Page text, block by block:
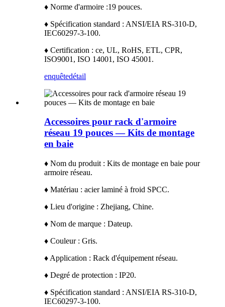
♦ Norme d'armoire :19 pouces.
♦ Spécification standard : ANSI/EIA RS-310-D,
IEC60297-3-100.
♦ Certification : ce, UL, RoHS, ETL, CPR,
ISO9001, ISO 14001, ISO 45001.
enquêtedétail
Accessoires pour rack d'armoire
réseau 19 pouces — Kits de montage
en baie
♦ Nom du produit : Kits de montage en baie pour
armoire réseau.
♦ Matériau : acier laminé à froid SPCC.
♦ Lieu d'origine : Zhejiang, Chine.
♦ Nom de marque : Dateup.
♦ Couleur : Gris.
♦ Application : Rack d'équipement réseau.
♦ Degré de protection : IP20.
♦ Spécification standard : ANSI/EIA RS-310-D,
IEC60297-3-100.